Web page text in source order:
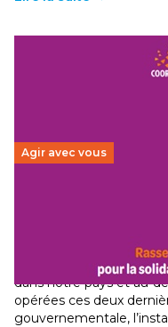
Agir avec vous
Le secteur
dans notre pays et au-
opérées ces deux
gouvernementale,